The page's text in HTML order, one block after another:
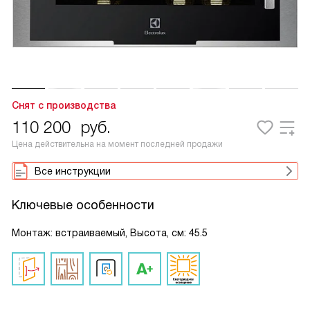
Снят с производства
110 200 руб.
Цена действительна на момент последней продажи
Все инструкции
Ключевые особенности
Монтаж: встраиваемый, Высота, см: 45.5